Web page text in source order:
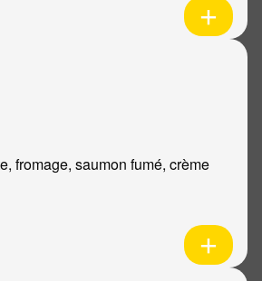
fromage, saumon fumé, crème